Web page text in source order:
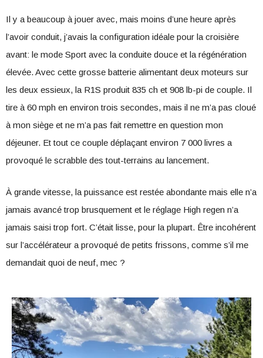
Il y a beaucoup à jouer avec, mais moins d’une heure après
l’avoir conduit, j’avais la configuration idéale pour la croisière
avant: le mode Sport avec la conduite douce et la régénération
élevée. Avec cette grosse batterie alimentant deux moteurs sur
les deux essieux, la R1S produit 835 ch et 908 lb-pi de couple. Il
tire à 60 mph en environ trois secondes, mais il ne m’a pas cloué
à mon siège et ne m’a pas fait remettre en question mon
déjeuner. Et tout ce couple déplaçant environ 7 000 livres a
provoqué le scrabble des tout-terrains au lancement.
À grande vitesse, la puissance est restée abondante mais elle n’a
jamais avancé trop brusquement et le réglage High regen n’a
jamais saisi trop fort. C’était lisse, pour la plupart. Être incohérent
sur l’accélérateur a provoqué de petits frissons, comme s’il me
demandait quoi de neuf, mec ?